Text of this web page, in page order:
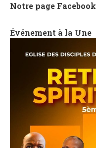
Notre page Facebook
Événement à la Une